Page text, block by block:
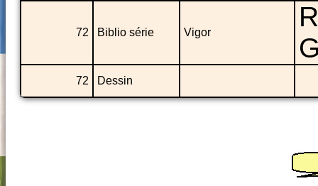
72 Biblio série Vigor
72 Dessin